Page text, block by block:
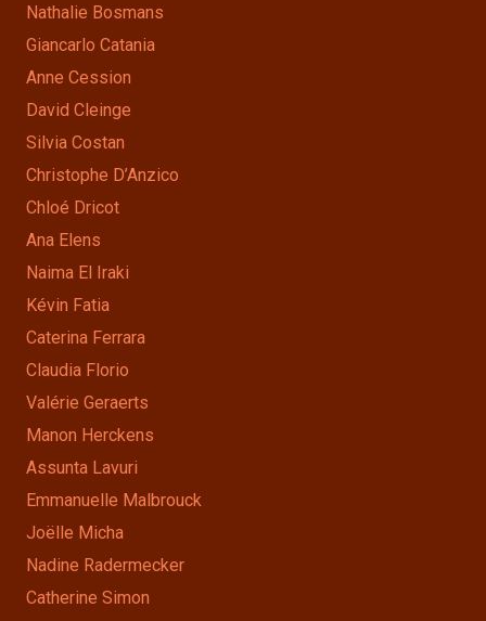
Nathalie Bosmans
Giancarlo Catania
Anne Cession
David Cleinge
Silvia Costan
Christophe D’Anzico
Chloé Dricot
Ana Elens
Naima El Iraki
Kévin Fatia
Caterina Ferrara
Claudia Florio
Valérie Geraerts
Manon Herckens
Assunta Lavuri
Emmanuelle Malbrouck
Joëlle Micha
Nadine Radermecker
Catherine Simon